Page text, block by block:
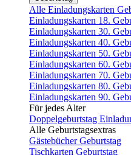
Alle Einladungskarten
Einladungskarten 18.
Einladungskarten 30.
Einladungskarten 40.
Einladungskarten 50.
Einladungskarten 60.
Einladungskarten 70.
Einladungskarten 80.
Einladungskarten 90.
Für jedes Alter
Doppelgeburtstag
Alle Geburtstagsextras
Gästebücher Geburtstag
Tischkarten Geburtstag